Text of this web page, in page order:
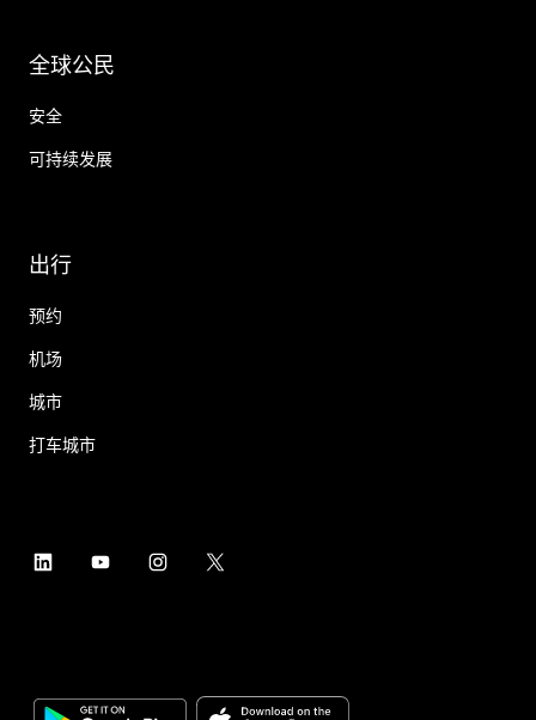
全球公民
安全
可持续发展
出行
预约
机场
城市
打车城市